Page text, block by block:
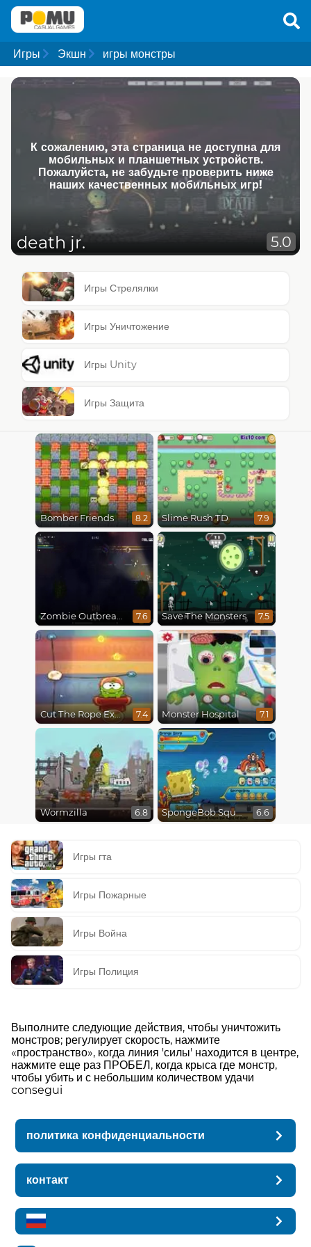
Игры Экшн игры монстры
К сожалению, эта страница не доступна для
мобильных и планшетных устройств.
Пожалуйста, не забудьте проверить ниже
наших качественных мобильных игр!
death jr. 5.0
Игры Стрелялки
Игры Уничтожение
Игры Unity
Игры Защита
Bomber Friends 8.2 Slime Rush TD 7.9
Zombie Outbreak Arena 7.6 Save The Monsters 7.5
Cut The Rope Experiments 7.4 Monster Hospital 7.1
Wormzilla 6.8 SpongeBob SquarePants : Monster Island Adventures 6.6
Игры гта
Игры Пожарные
Игры Война
Игры Полиция
Выполните следующие действия, чтобы уничтожить
монстров; регулирует скорость, нажмите
«пространство», когда линия 'силы' находится в центре,
нажмите еще раз ПРОБЕЛ, когда крыса где монстр,
чтобы убить и с небольшим количеством удачи
consegui
политика конфиденциальности
контакт